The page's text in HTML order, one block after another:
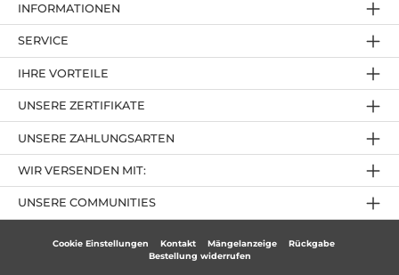
IHRE VORTEILE
UNSERE ZAHLUNGSARTEN
UNSERE ZERTIFIKATE
INFORMATIONEN
SERVICE
UNSERE COMMUNITIES
WIR VERSENDEN MIT:
Cookie Einstellungen Kontakt Mängelanzeige
Rückgabe
Bestellung widerrufen